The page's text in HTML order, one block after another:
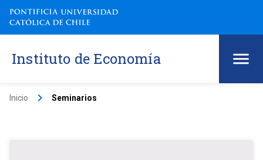
Instituto de Economía
Inicio keyboard_arrow_right Seminarios